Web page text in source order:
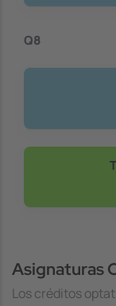
Q8
Asignaturas
Los créditos